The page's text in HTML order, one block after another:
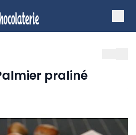
praliné